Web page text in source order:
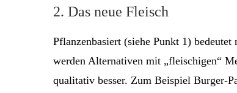
2. Das neue Fleisch
Pflanzenbasiert (siehe Punkt 1)
werden Alternativen mit „fleischigen“
qualitativ besser. Zum Beispiel Burger-